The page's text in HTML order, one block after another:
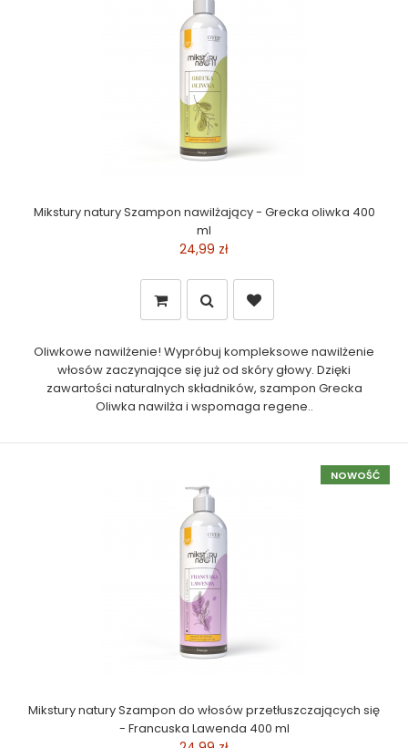
Mikstury natury Szampon nawilżający - Grecka oliwka 400
ml
24,99 zł
Oliwkowe nawilżenie! Wypróbuj kompleksowe nawilżenie
włosów zaczynające się już od skóry głowy. Dzięki
zawartości naturalnych składników, szampon Grecka
Oliwka nawilża i wspomaga regene..
NOWOŚĆ
Mikstury natury Szampon do włosów przetłuszczających się
- Francuska Lawenda 400 ml